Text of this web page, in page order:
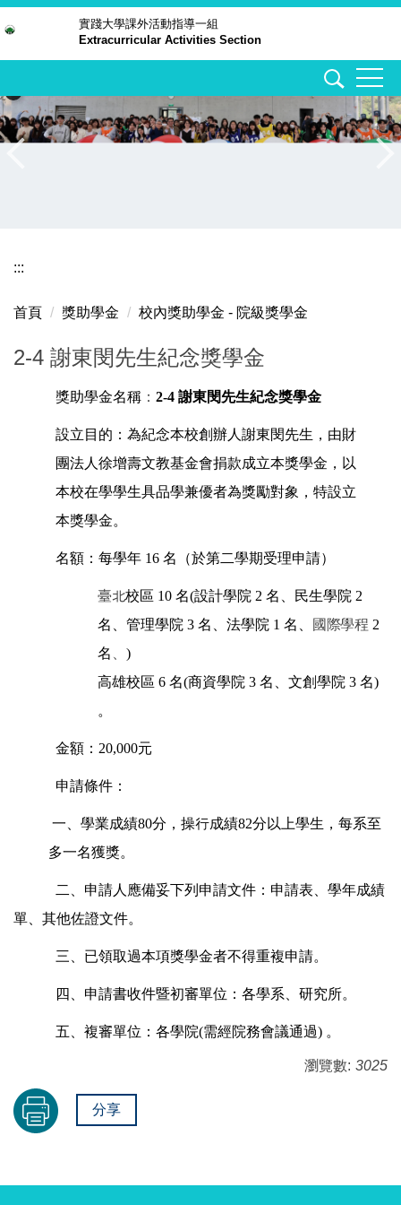
主
內
容
實踐大學課外活動指導一組
Extracurricular Activities Section
:::
首頁 獎助學金 校內獎助學金 - 院級獎學金
2-4 謝東閔先生紀念獎學金
獎助學金名稱 ：2-4謝東閔先生紀念獎學金
設立目的：為紀念本校創辦人謝東閔先生，由財
團法人徐增壽文教基金會捐款成立本獎學金， 以
本校在學學生具品學兼優者為獎勵對象，特設立
本獎學金。
名額：每學年 16 名（於第二學期受理申請）
臺北校區 10 名(設計學院 2 名、民生學院 2
名、管理學院 3 名、法學院 1 名、
國際學程 2
名
)
高雄校區 6 名(商資學院 3 名、文創學院 3 名)
。
金額：20,000元
申請條件：
一、 學業成績80分，操行成績82分以上學生，每系至
多一名獲獎。
二、申請人應備妥下列申請文件：申請表、學年成績
單、其他佐證文件。
三、已領取過本項獎學金者不得重複申請。
四、申請書收件暨初審單位：各學系、研究所。
五、複審單位：各學院(需經院務會議通過) 。
瀏覽數: 3025
分享